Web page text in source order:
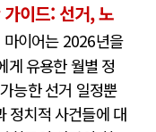
이드: 선거, 노
이어는 2026년을
게 유용한 월별 정
능한 선거 일정뿐
정치적 사건들에 대